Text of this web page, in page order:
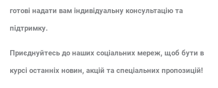
готові надати вам індивідуальну консультацію та
підтримку.
Приєднуйтесь до наших соціальних мереж, щоб бути в
курсі останніх новин, акцій та спеціальних пропозицій!